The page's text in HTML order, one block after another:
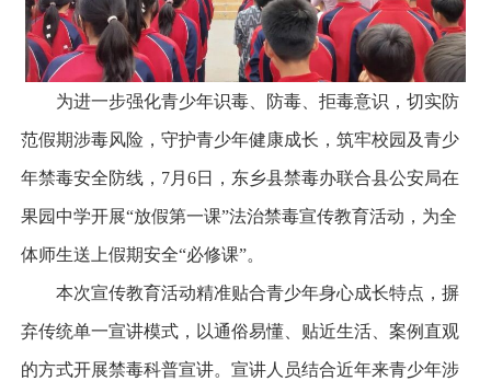
为进一步强化青少年识毒、防毒、拒毒意识，切实防
范假期涉毒风险，守护青少年健康成长，筑牢校园及青少
年禁毒安全防线，7月6日，东乡县禁毒办联合县公安局在
果园中学开展“放假第一课”法治禁毒宣传教育活动，为全
体师生送上假期安全“必修课”。
本次宣传教育活动精准贴合青少年身心成长特点，摒
弃传统单一宣讲模式，以通俗易懂、贴近生活、案例直观
的方式开展禁毒科普宣讲。宣讲人员结合近年来青少年涉